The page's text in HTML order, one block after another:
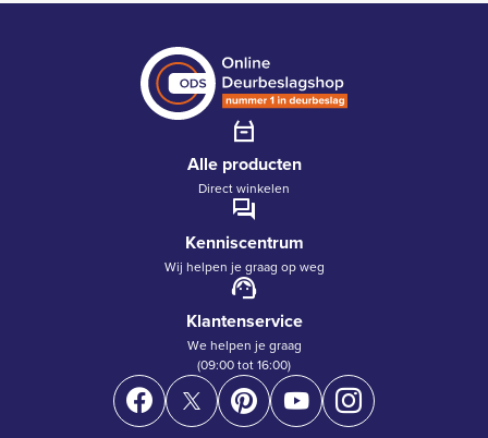
Alle producten
Direct winkelen
Kenniscentrum
Wij helpen je graag op weg
Klantenservice
We helpen je graag
(09:00 tot 16:00)